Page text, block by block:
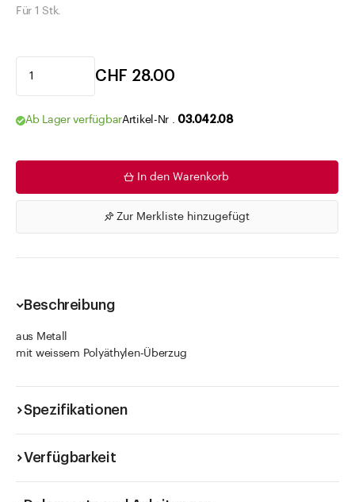
Für 1 Stk.
CHF 28.00
Ab Lager verfügbarArtikel-Nr . 03.042.08
In den Warenkorb
Zur Merkliste hinzugefügt
Beschreibung
aus Metall
mit weissem Polyäthylen-Überzug
Spezifikationen
Verfügbarkeit